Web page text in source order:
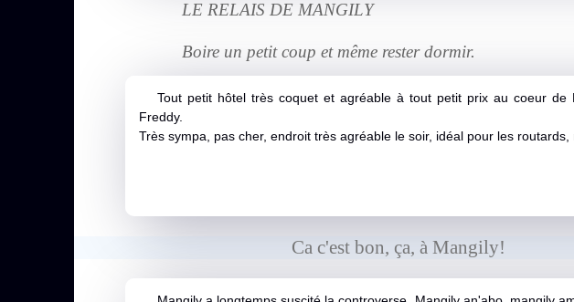
LE RELAIS DE MANGILY
Boire un petit coup et même rester dormir.
Tout petit hôtel très coquet et agréable à tout petit prix au coeur de
Freddy.
Très sympa, pas cher, endroit très agréable le soir, idéal pour les routards,
Ca c'est bon, ça, à Mangily!